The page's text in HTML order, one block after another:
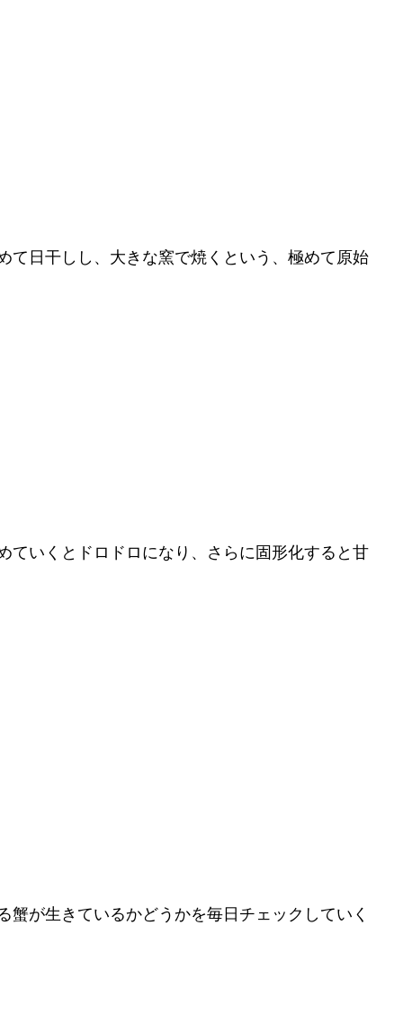
て日干しし、大きな窯で焼くという、極めて原始
ていくとドロドロになり、さらに固形化すると甘
が生きているかどうかを毎日チェックしていく